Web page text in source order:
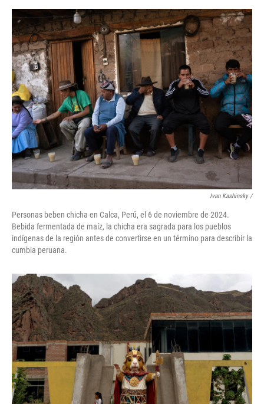
Ivan Kashinsky/
Personas beben chicha en Calca, Perú, el 6 de noviembre de 2024.
Bebida fermentada de maíz, la chicha era sagrada para los pueblos
indígenas de la región antes de convertirse en un término para describir la
cumbia peruana.